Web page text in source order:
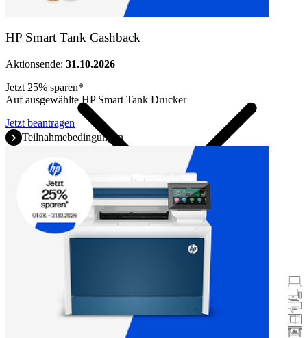
Notebooks & Tablets
Desktops
Drucker
Scanner
Grossformatdrucker
Promotionen
HP Smart Tank Cashback
Aktionsende: 31.10.2026
Jetzt 25% sparen*
Auf ausgewählte HP Smart Tank Drucker
Jetzt beantragen
Teilnahmebedingungen